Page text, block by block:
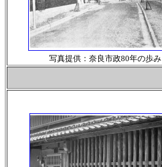
写真提供：奈良市政80年の歩み